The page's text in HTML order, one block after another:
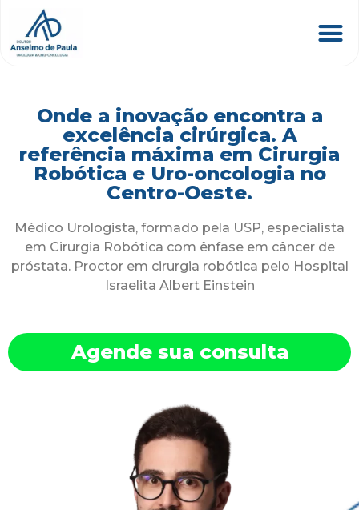
Onde a inovação encontra a
excelência cirúrgica. A
referência máxima em Cirurgia
Robótica e Uro-oncologia no
Centro-Oeste.
Médico Urologista, formado pela USP, especialista
em Cirurgia Robótica com ênfase em câncer de
próstata. Proctor em cirurgia robótica pelo Hospital
Israelita Albert Einstein
Agende sua consulta